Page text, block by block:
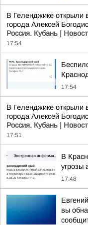
В Геленджике открыли
города Алексей
Россия. Кубань |
17:54
17:54
В Геленджике открыли
города Алексей
Россия. Кубань |
17:51
В
угрозы
17:48
вы